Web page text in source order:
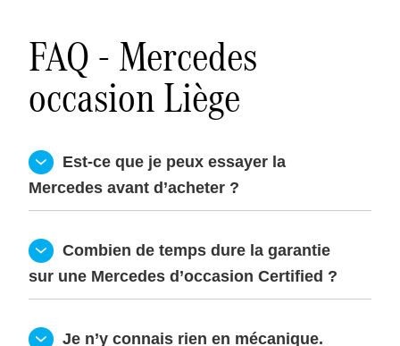
FAQ - Mercedes
occasion Liège
Est-ce que je peux essayer la
Mercedes avant d’acheter ?
Combien de temps dure la garantie
sur une Mercedes d’occasion Certified ?
Je n’y connais rien en mécanique.